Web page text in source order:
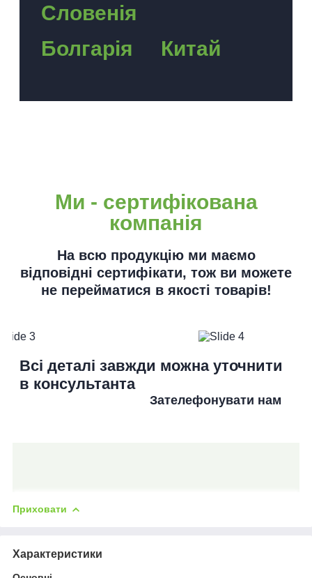
Словенія
Болгарія
Китай
Ми - сертифікована
компанія
На всю продукцію ми маємо
відповідні сертифікати, тож ви можете
не перейматися в якості товарів!
Всі деталі завжди можна уточнити
в консультанта
Зателефонувати нам
Приховати
Характеристики